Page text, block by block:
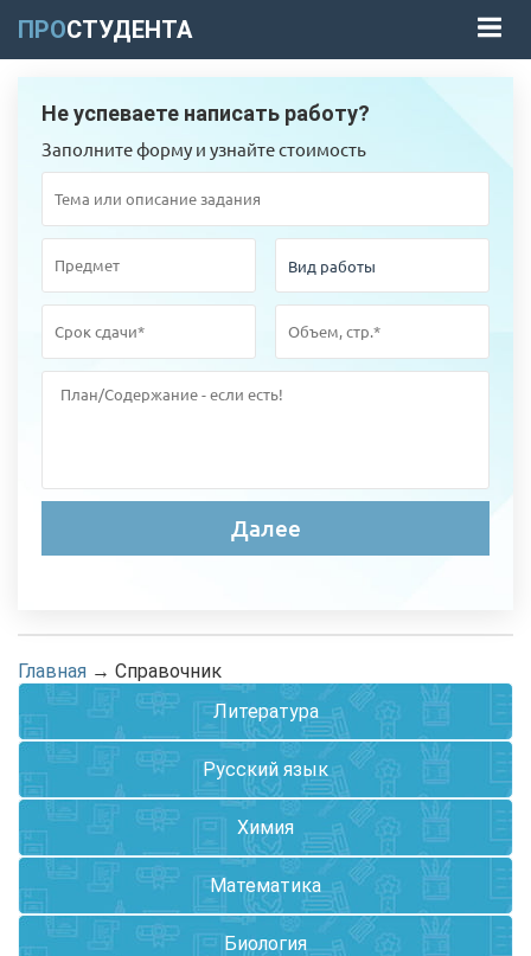
ПРОСТУДЕНТА
Не успеваете написать работу?
Заполните форму и узнайте стоимость
Главная → Справочник
Литература
Русский язык
Химия
Математика
Биология